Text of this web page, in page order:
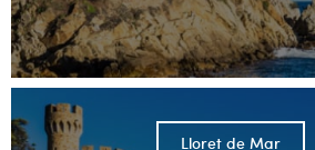
Lloret de Mar